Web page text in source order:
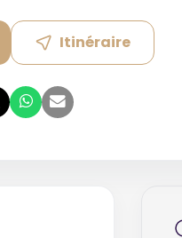
Itinéraire